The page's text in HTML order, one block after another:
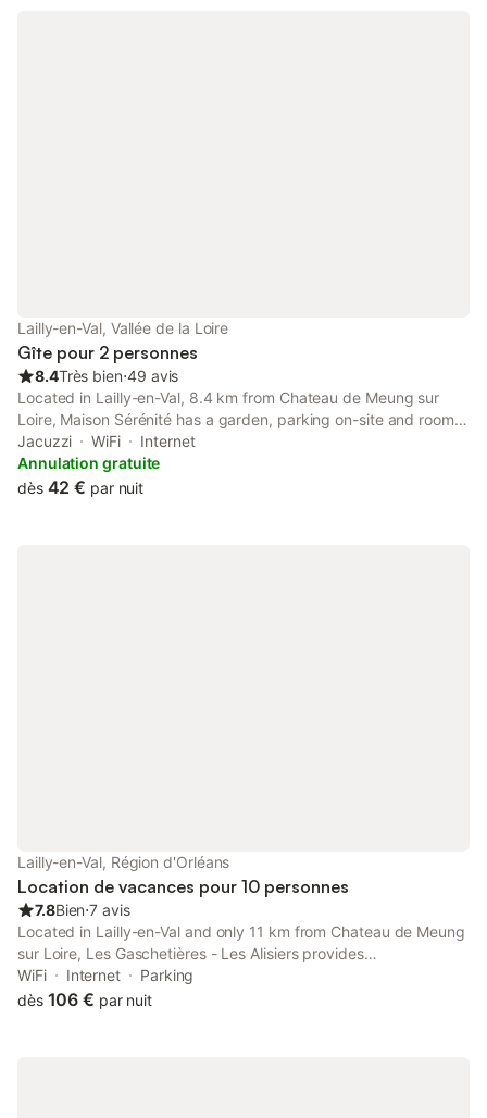
Lailly-en-Val, Vallée de la Loire
Gîte pour 2 personnes
8.4Très bien⋅49 avis
Located in Lailly-en-Val, 8.4 km from Chateau de Meung sur
Loire, Maison Sérénité has a garden, parking on-site and rooms
with free WiFi access. It is situated 22 km from Chateau de
Talcy and provides a shared kitchen.
Jacuzzi WiFi
Internet
Annulation gratuite
dès 42 € par nuit
Lailly-en-Val, Région d'Orléans
Location de vacances pour 10 personnes
7.8Bien⋅7 avis
Located in Lailly-en-Val and only 11 km from Chateau de Meung
sur Loire, Les Gaschetières - Les Alisiers provides
accommodation with inner courtyard views, free WiFi and free
private parking.
WiFi Internet
Parking
dès 106 € par nuit